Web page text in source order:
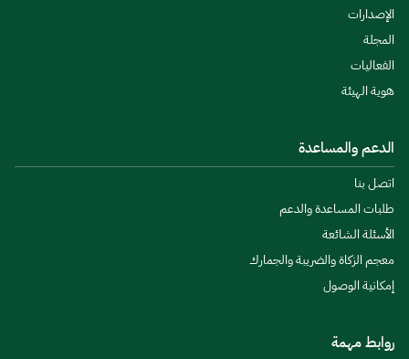
الإصدارات
المجلة
الفعاليات
هوية الهيئة
الدعم والمساعدة
اتصل بنا
طلبات المساعدة والدعم
الأسئلة الشائعة
معجم الزكاة والضريبة والجمارك
إمكانية الوصول
روابط مهمة